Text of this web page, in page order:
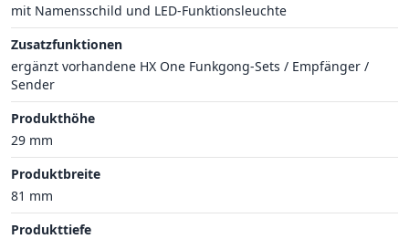
mit Namensschild und LED-Funktionsleuchte
Zusatzfunktionen
ergänzt vorhandene HX One Funkgong-Sets / Empfänger /
Sender
Produkthöhe
29 mm
Produktbreite
81 mm
Produkttiefe